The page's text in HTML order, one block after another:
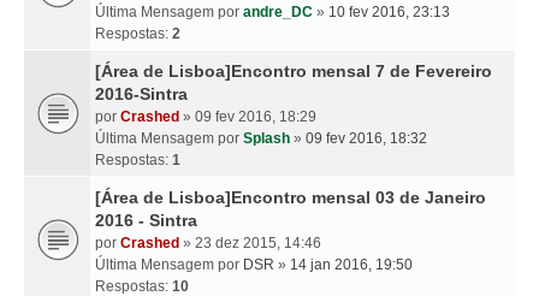
Última Mensagem por andre_DC » 10 fev 2016, 23:13
Respostas: 2
[Área de Lisboa]Encontro mensal 7 de Fevereiro
2016-Sintra
por Crashed » 09 fev 2016, 18:29
Última Mensagem por Splash » 09 fev 2016, 18:32
Respostas: 1
[Área de Lisboa]Encontro mensal 03 de Janeiro
2016 - Sintra
por Crashed » 23 dez 2015, 14:46
Última Mensagem por DSR » 14 jan 2016, 19:50
Respostas: 10